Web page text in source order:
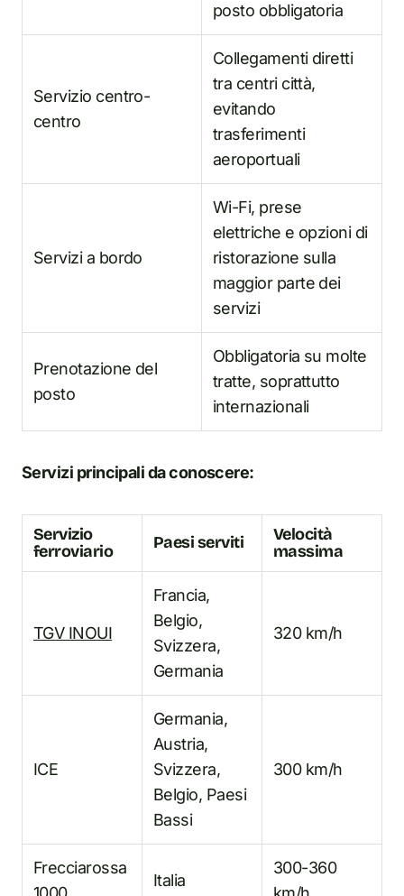
posto obbligatoria
Servizio centro-
centro
Collegamenti diretti
tra centri città,
evitando
trasferimenti
aeroportuali
Servizi a bordo
Wi-Fi, prese
elettriche e opzioni di
ristorazione sulla
maggior parte dei
servizi
Prenotazione del
posto
Obbligatoria su molte
tratte, soprattutto
internazionali
Servizi principali da conoscere:
Servizio
ferroviario
Paesi serviti
Velocità
massima
TGV INOUI
Francia,
Belgio,
Svizzera,
Germania
320 km/h
ICE
Germania,
Austria,
Svizzera,
Belgio, Paesi
Bassi
300 km/h
Frecciarossa
Italia
300-360